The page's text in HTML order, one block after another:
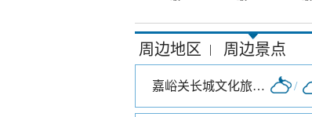
周边地区 | 周边景点
嘉峪关长城文化旅游景区 /